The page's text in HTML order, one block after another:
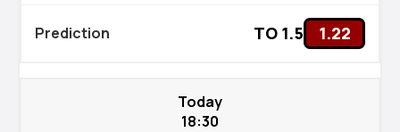
TO 1.5 1.22
Today
18:30